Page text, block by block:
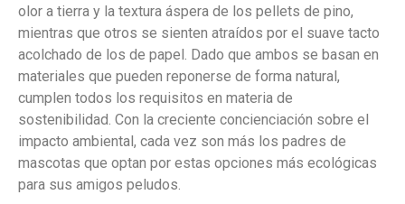
olor a tierra y la textura áspera de los pellets de pino,
mientras que otros se sienten atraídos por el suave tacto
acolchado de los de papel. Dado que ambos se basan en
materiales que pueden reponerse de forma natural,
cumplen todos los requisitos en materia de
sostenibilidad. Con la creciente concienciación sobre el
impacto ambiental, cada vez son más los padres de
mascotas que optan por estas opciones más ecológicas
para sus amigos peludos.